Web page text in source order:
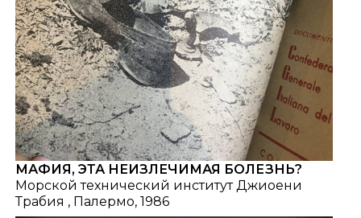
МАФИЯ, ЭТА НЕИЗЛЕЧИМАЯ БОЛЕЗНЬ?
Морской технический институт Джиоени
Трабия , Палермо, 1986